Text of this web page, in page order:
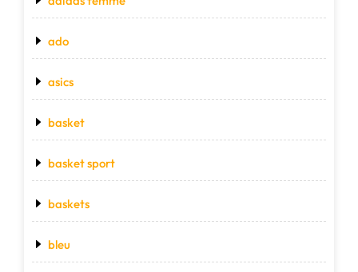
ado
asics
basket
basket sport
baskets
bleu